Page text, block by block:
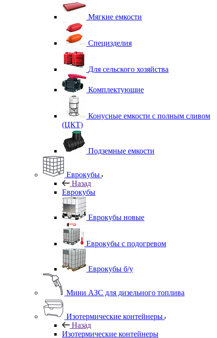
Мягкие емкости
Специзделия
Для сельского хозяйства
Комплектующие
Конусные емкости с полным сливом
(ЦКТ)
Подземные емкости
Еврокубы
Назад
Еврокубы
Еврокубы новые
Еврокубы с подогревом
Еврокубы б/у
Мини АЗС для дизельного топлива
Изотермические контейнеры
Назад
Изотермические контейнеры